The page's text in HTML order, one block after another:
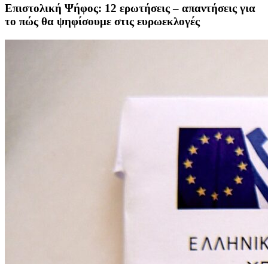
Επιστολική Ψήφος: 12 ερωτήσεις – απαντήσεις για
το πώς θα ψηφίσουμε στις ευρωεκλογές